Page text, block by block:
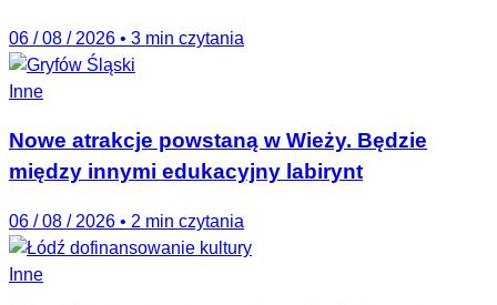
06 / 08 / 2026 • 3 min czytania
Inne
Nowe atrakcje powstaną w Wieży. Będzie
między innymi edukacyjny labirynt
06 / 08 / 2026 • 2 min czytania
Inne